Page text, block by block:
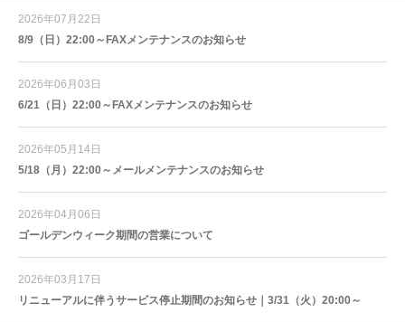
2026年07月22日
8/9（日）22:00～FAXメンテナンスのお知らせ
2026年06月03日
6/21（日）22:00～FAXメンテナンスのお知らせ
2026年05月14日
5/18（月）22:00～メールメンテナンスのお知らせ
2026年04月06日
ゴールデンウィーク期間の営業について
2026年03月17日
リニューアルに伴うサービス停止期間のお知らせ｜3/31（火）20:00～